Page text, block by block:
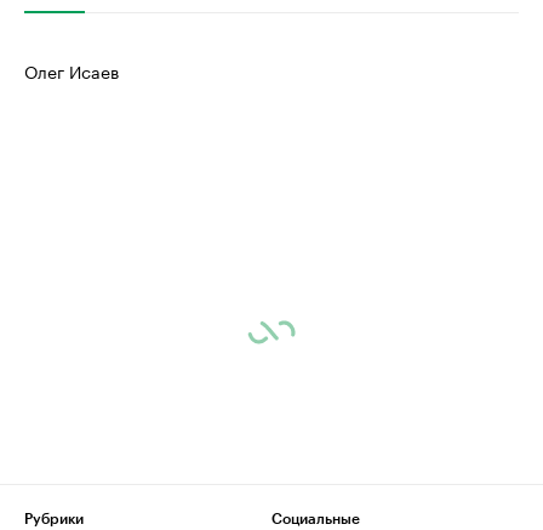
Олег Исаев
Рубрики
Социальные